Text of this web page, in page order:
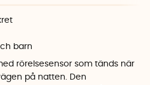
barn
rörelsesensor som tänds när
på natten. Den